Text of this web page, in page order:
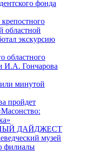
фонда
областной
экскурсию
областного
И.А. Гончарова
минутой
пройдет
ДАЙДЖЕСТ
музей
филиалы